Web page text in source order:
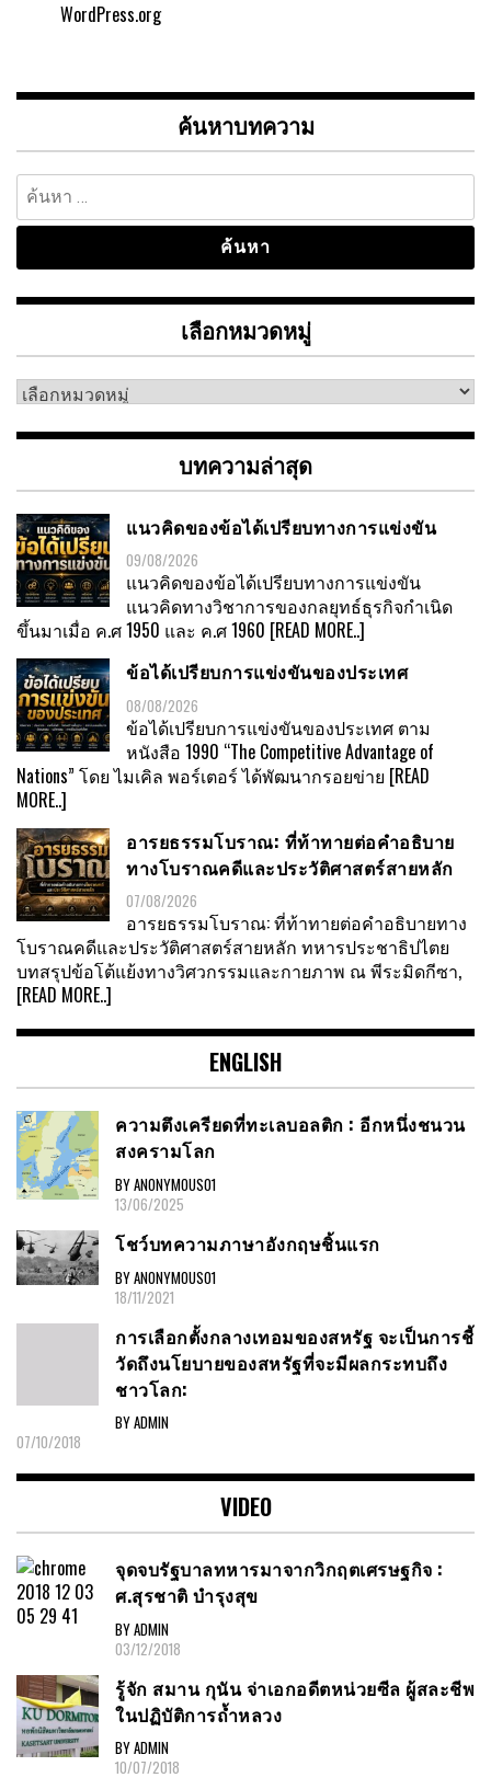
WordPress.org
ค้นหาบทความ
ค้นหา
สำหรับ:
เลือกหมวดหมู่
เลือก
หมู่
บทความล่าสุด
แนวคิดของข้อได้เปรียบทางการแข่งขัน
09/08/2026
แนวคิดของข้อได้เปรียบทางการแข่งขัน
แนวคิดทางวิชาการของกลยุทธ์ธุรกิจกำเนิด
ขึ้นมาเมื่อ ค.ศ 1950 และ ค.ศ 1960 [READ MORE..]
ข้อได้เปรียบการแข่งขันของประเทศ
08/08/2026
ข้อได้เปรียบการแข่งขันของประเทศ ตาม
หนังสือ 1990 “The Competitive Advantage of
Nations” โดย ไมเคิล พอร์เตอร์ ได้พัฒนากรอยข่าย [READ
MORE..]
อารยธรรมโบราณ: ที่ท้าทายต่อคำอธิบาย
ทางโบราณคดีและประวัติศาสตร์สายหลัก
07/08/2026
อารยธรรมโบราณ: ที่ท้าทายต่อคำอธิบายทาง
โบราณคดีและประวัติศาสตร์สายหลัก ทหารประชาธิปไตย
บทสรุปข้อโต้แย้งทางวิศวกรรมและกายภาพ ณ พีระมิดกีซา,
[READ MORE..]
ENGLISH
ความตึงเครียดที่ทะเลบอลติก : อีกหนึ่งชนวน
สงครามโลก
BY ANONYMOUS01
13/06/2025
โชว์บทความภาษาอังกฤษชิ้นแรก
BY ANONYMOUS01
18/11/2021
การเลือกตั้งกลางเทอมของสหรัฐ จะเป็นการชี้
วัดถึงนโยบายของสหรัฐที่จะมีผลกระทบถึง
ชาวโลก:
BY ADMIN
07/10/2018
VIDEO
จุดจบรัฐบาลทหารมาจากวิกฤตเศรษฐกิจ :
ศ.สุรชาติ บำรุงสุข
BY ADMIN
03/12/2018
รู้จัก สมาน กุนัน จ่าเอกอดีตหน่วยซีล ผู้สละชีพ
ในปฏิบัติการถ้ำหลวง
BY ADMIN
10/07/2018